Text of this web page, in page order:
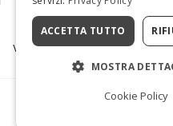
Visit Italy Srl | Via Filippo Argelati,
INFORMATIVA SULLA
ACCETTA TUTTO
MOSTRA
Cookie Policy